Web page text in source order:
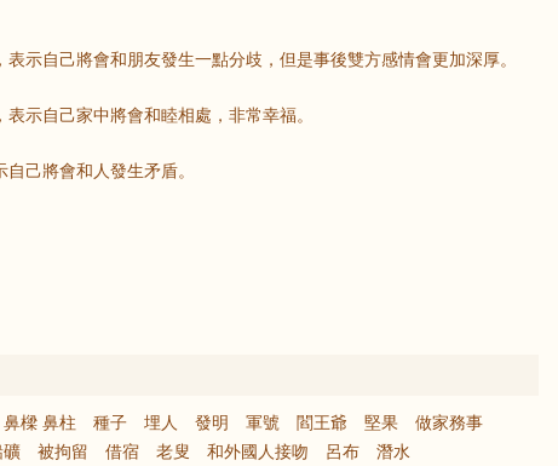
示自己將會和朋友發生一點分歧，但是事後雙方感情會更加深厚。
示自己家中將會和睦相處，非常幸福。
己將會和人發生矛盾。
鼻樑 鼻柱 種子 埋人 發明 軍號 閻王爺 堅果
做家務事
礦 被拘留 借宿 老叟 和外國人接吻 呂布 潛水